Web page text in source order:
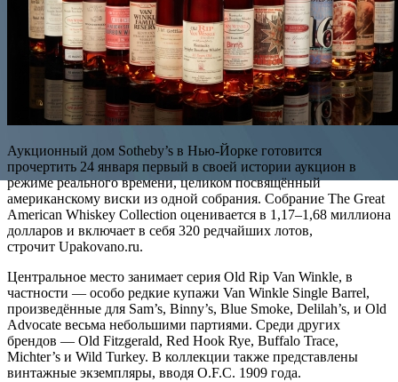
Аукционный дом Sotheby’s в Нью-Йорке готовится
прочертить 24 января первый в своей истории аукцион в
режиме реального времени, целиком посвящённый
американскому виски из одной собрания. Собрание The Great
American Whiskey Collection оценивается в 1,17–1,68 миллиона
долларов и включает в себя 320 редчайших лотов,
строчит Upakovano.ru.
Центральное место занимает серия Old Rip Van Winkle, в
частности — особо редкие купажи Van Winkle Single Barrel,
произведённые для Sam’s, Binny’s, Blue Smoke, Delilah’s, и Old
Advocate весьма небольшими партиями. Среди других
брендов — Old Fitzgerald, Red Hook Rye, Buffalo Trace,
Michter’s и Wild Turkey. В коллекции также представлены
винтажные экземпляры, вводя O.F.C. 1909 года.